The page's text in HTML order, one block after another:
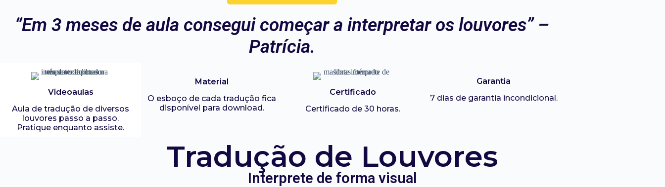
“Em 3 meses de aula consegui começar a interpretar os louvores” –
Patrícia.
Videoaulas
Aula de tradução de diversos
louvores passo a passo.
Pratique enquanto assiste.
Material
O esboço de cada tradução fica
disponível para download.
Certificado
Certificado de 30 horas.
Garantia
7 dias de garantia incondicional.
Tradução de Louvores
Interprete de forma visual